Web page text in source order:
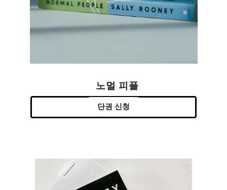
노멀 피플
단권 신청